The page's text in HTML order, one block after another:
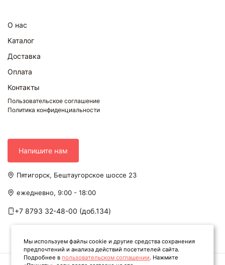
О нас
Каталог
Доставка
Оплата
Контакты
Пользовательское соглашение
Политика конфиденциальности
Напишите нам
Пятигорск, Бештаугорское шоссе 23
ежедневно, 9:00 - 18:00
+7 8793 32-48-00 (доб.134)
Мы используем файлы cookie и другие средства сохранения
предпочтений и анализа действий посетителей сайта.
Подробнее впользовательском соглашении. Нажмите